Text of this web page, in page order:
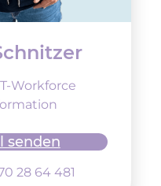
Workforce
senden
28 64 481